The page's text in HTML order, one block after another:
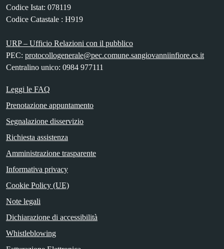
Codice Istat: 078119
Codice Catastale : H919
URP – Ufficio Relazioni con il pubblico
PEC: protocollogenerale@pec.comune.sangiovanniinfiore.cs.it
Centralino unico: 0984 977111
Leggi le FAQ
Prenotazione appuntamento
Segnalazione disservizio
Richiesta assistenza
Amministrazione trasparente
Informativa privacy
Cookie Policy (UE)
Note legali
Dichiarazione di accessibilità
Whistleblowing